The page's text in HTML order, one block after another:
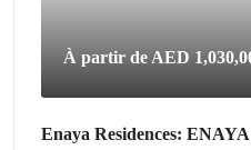
À partir de AED
Enaya Residences: